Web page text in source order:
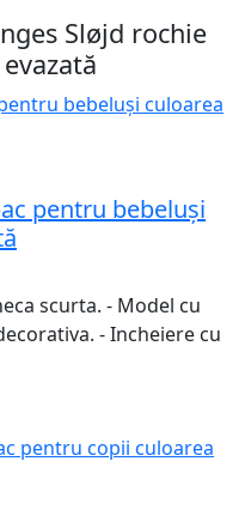
Sløjd rochie
pentru bebeluși
scurta. - Model cu
- Incheiere cu